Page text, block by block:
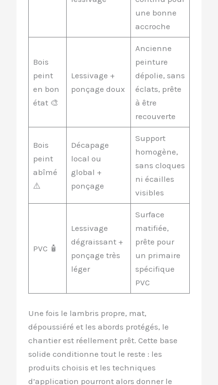
une bonne
accroche
Bois
peint
en bon
état 🎨
Lessivage +
ponçage doux
Ancienne
peinture
dépolie, sans
éclats, prête
à être
recouverte
Bois
peint
abîmé
⚠️
Décapage
local ou
global +
ponçage
Support
homogène,
sans cloques
ni écailles
visibles
PVC 🧴
Lessivage
dégraissant +
ponçage très
léger
Surface
matifiée,
prête pour
un primaire
spécifique
PVC
Une fois le lambris propre, mat,
dépoussiéré et les abords protégés, le
chantier est réellement prêt. Cette base
solide conditionne tout le reste : les
produits choisis et les techniques
d’application pourront alors donner le